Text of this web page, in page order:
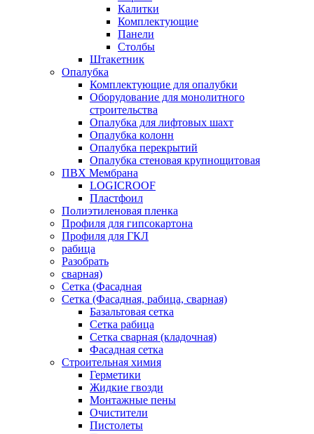
Калитки
Комплектующие
Панели
Столбы
Штакетник
Опалубка
Комплектующие для опалубки
Оборудование для монолитного
строительства
Опалубка для лифтовых шахт
Опалубка колонн
Опалубка перекрытий
Опалубка стеновая крупнощитовая
ПВХ Мембрана
LOGICROOF
Плaстфoил
Полиэтиленовая пленка
Профиля для гипсокартона
Профиля для ГКЛ
рабица
Разобрать
сварная)
Сетка (Фасадная
Сетка (Фасадная, рабица, сварная)
Базальтовая сетка
Сетка рабица
Сетка сварная (кладочная)
Фасадная сетка
Строительная химия
Герметики
Жидкие гвозди
Монтажные пены
Очистители
Пистолеты